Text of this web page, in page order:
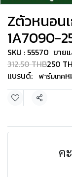
Zตัวหนอน
1A7090-
SKU : 55570 ขาย
312.50 THB250
แบรนด์:
ฟาร์มเทค
แชร์
ค